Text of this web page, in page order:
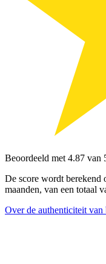
Beoordeeld met 4.87 van
De score wordt berekend
maanden, van een totaal
Over de authenticiteit van